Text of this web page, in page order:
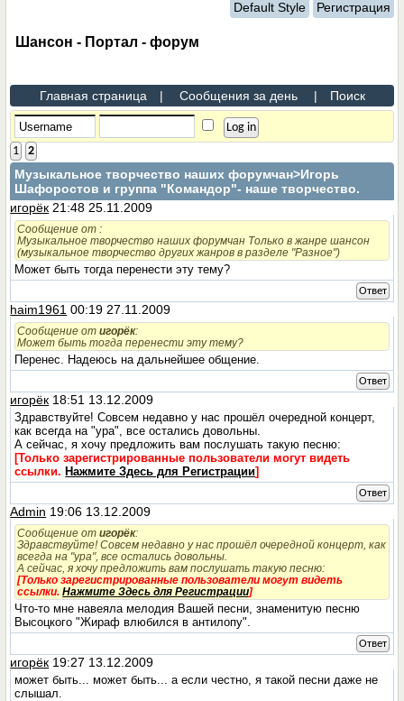
Default Style Регистрация
Шансон - Портал - форум
Главная страница | Сообщения за день | Поиск
1 2
Музыкальное творчество наших форумчан>Игорь
Шафоростов и группа "Командор"- наше творчество.
игорёк 21:48 25.11.2009
Сообщение от :
Музыкальное творчество наших форумчан Только в жанре шансон
(музыкальное творчество других жанров в разделе "Разное")
Может быть тогда перенести эту тему?
Ответ
haim1961 00:19 27.11.2009
Сообщение отигорёк:
Может быть тогда перенести эту тему?
Перенес. Надеюсь на дальнейшее общение.
Ответ
игорёк 18:51 13.12.2009
Здравствуйте! Совсем недавно у нас прошёл очередной концерт,
как всегда на "ура", все остались довольны.
А сейчас, я хочу предложить вам послушать такую песню:
[Только зарегистрированные пользователи могут видеть
ссылки. Нажмите Здесь для Регистрации]
Ответ
Admin 19:06 13.12.2009
Сообщение отигорёк:
Здравствуйте! Совсем недавно у нас прошёл очередной концерт, как
всегда на "ура", все остались довольны.
А сейчас, я хочу предложить вам послушать такую песню:
[Только зарегистрированные пользователи могут видеть
ссылки.Нажмите Здесь для Регистрации]
Что-то мне навеяла мелодия Вашей песни, знаменитую песню
Высоцкого "Жираф влюбился в антилопу".
Ответ
игорёк 19:27 13.12.2009
может быть... может быть... а если честно, я такой песни даже не
слышал.